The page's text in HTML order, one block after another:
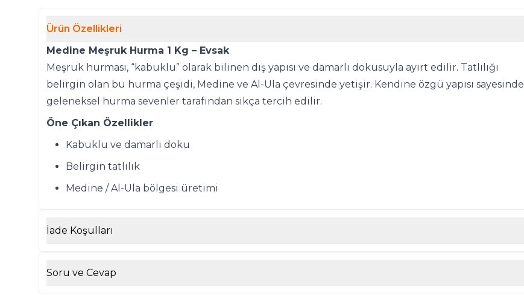
Ürün Özellikleri
Medine Meşruk Hurma 1 Kg – Evsak
Meşruk hurması, “kabuklu” olarak bilinen dış yapısı ve damarlı dokusuyla ayırt edilir. Tatlılığı
belirgin olan bu hurma çeşidi, Medine ve Al-Ula çevresinde yetişir. Kendine özgü yapısı sayesinde
geleneksel hurma sevenler tarafından sıkça tercih edilir.
Öne Çıkan Özellikler
Kabuklu ve damarlı doku
Belirgin tatlılık
Medine / Al-Ula bölgesi üretimi
İade Koşulları
Soru ve Cevap